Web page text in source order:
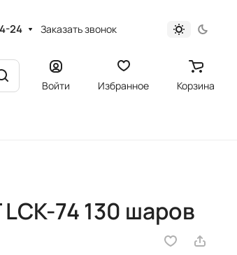
24 Заказать звонок
Войти Избранное Корзина
74 130 шаров